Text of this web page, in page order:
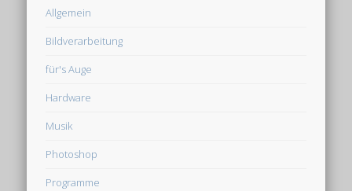
Allgemein
Bildverarbeitung
für's Auge
Hardware
Musik
Photoshop
Programme